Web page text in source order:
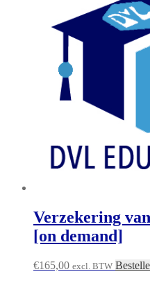
Verzekering
[on demand]
€165,00 excl. BTW